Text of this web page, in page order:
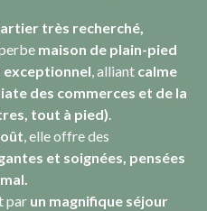
très recherché,
maison de plain-pied
exceptionnel, alliant calme
des commerces et de la
tout à pied).
, elle offre des
et soignées, pensées
par un magnifique séjour